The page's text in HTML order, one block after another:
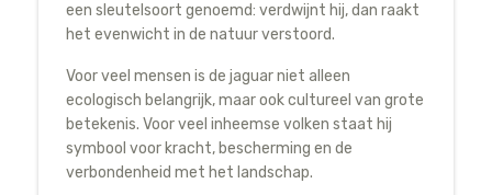
een sleutelsoort genoemd: verdwijnt hij, dan raakt
het evenwicht in de natuur verstoord.
Voor veel mensen is de jaguar niet alleen
ecologisch belangrijk, maar ook cultureel van grote
betekenis. Voor veel inheemse volken staat hij
symbool voor kracht, bescherming en de
verbondenheid met het landschap.